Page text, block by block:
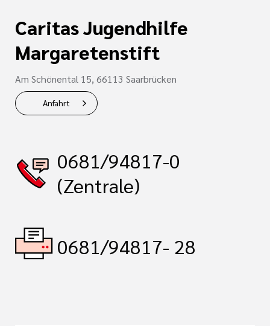
Caritas Jugendhilfe
Margaretenstift
Am Schönental 15, 66113 Saarbrücken
Anfahrt
0681/94817-0
(Zentrale)
0681/94817- 28